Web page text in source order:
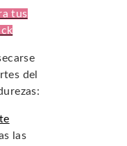
tus
del
las